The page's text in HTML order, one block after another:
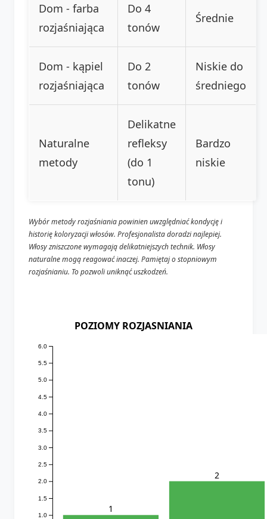
Dom - farba
rozjaśniająca
Do 4
tonów
Średnie
Dom - kąpiel
rozjaśniająca
Do 2
tonów
Niskie do
średniego
Naturalne
metody
Delikatne
refleksy
(do 1
tonu)
Bardzo
niskie
Wybór metody rozjaśniania powinien uwzględniać kondycję i
historię koloryzacji włosów. Profesjonalista doradzi najlepiej.
Włosy zniszczone wymagają delikatniejszych technik. Włosy
naturalne mogą reagować inaczej. Pamiętaj o stopniowym
rozjaśnianiu. To pozwoli uniknąć uszkodzeń.
POZIOMY ROZJASNIANIA
1.0
1.5
2.0
2.5
3.0
3.5
4.0
4.5
5.0
5.5
6.0
1
2